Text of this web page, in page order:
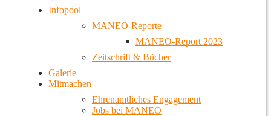
Infopool
MANEO-Reporte
MANEO-Report 2023
Zeitschrift & Bücher
Galerie
Mitmachen
Ehrenamtliches Engagement
Jobs bei MANEO